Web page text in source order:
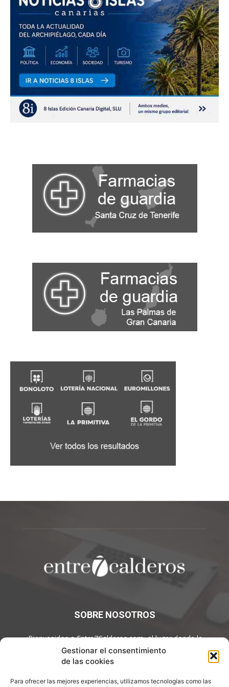
Gestionar el consentimiento
de las cookies
Para ofrecer las mejores experiencias, utilizamos tecnologías como las
SOBRE NOSOTROS
¡Bienvenidos a Entre7Calderos.com, el lugar donde la
gastronomía y la cultura culinaria se encuentran! Sumérgete en
un mundo de sabores y descubre artículos apasionantes.
Contáctanos:info@entre7calderos.com